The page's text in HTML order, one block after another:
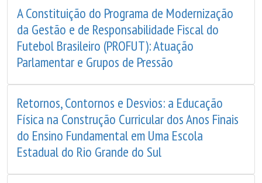
A Constituição do Programa de Modernização
da Gestão e de Responsabilidade Fiscal do
Futebol Brasileiro (PROFUT): Atuação
Parlamentar e Grupos de Pressão
Retornos, Contornos e Desvios: a Educação
Física na Construção Curricular dos Anos Finais
do Ensino Fundamental em Uma Escola
Estadual do Rio Grande do Sul